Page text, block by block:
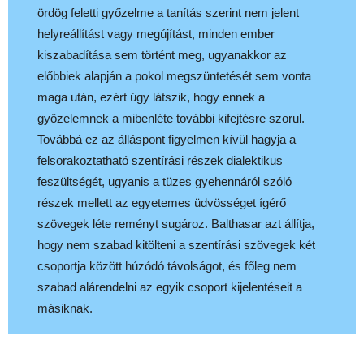
ördög feletti győzelme a tanítás szerint nem jelent
helyreállítást vagy megújítást, minden ember
kiszabadítása sem történt meg, ugyanakkor az
előbbiek alapján a pokol megszüntetését sem vonta
maga után, ezért úgy látszik, hogy ennek a
győzelemnek a mibenléte további kifejtésre szorul.
Továbbá ez az álláspont figyelmen kívül hagyja a
felsorakoztatható szentírási részek dialektikus
feszültségét, ugyanis a tüzes gyehennáról szóló
részek mellett az egyetemes üdvösséget ígérő
szövegek léte reményt sugároz. Balthasar azt állítja,
hogy nem szabad kitölteni a szentírási szövegek két
csoportja között húzódó távolságot, és főleg nem
szabad alárendelni az egyik csoport kijelentéseit a
másiknak.